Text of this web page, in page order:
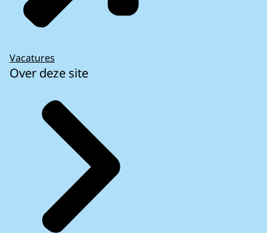
Vacatures
Over deze site